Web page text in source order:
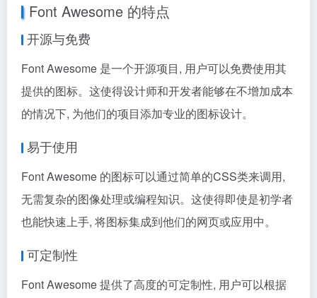
Font Awesome 的特点
开源与免费
Font Awesome 是一个开源项目, 用户可以免费使用其
提供的图标。这使得设计师和开发者能够在不增加成本
的情况下, 为他们的项目添加专业的图标设计。
易于使用
Font Awesome 的图标可以通过简单的CSS类来调用,
无需复杂的图像处理或编程知识。这使得即使是初学者
也能快速上手, 将图标集成到他们的网页或应用中。
可定制性
Font Awesome 提供了高度的可定制性, 用户可以根据